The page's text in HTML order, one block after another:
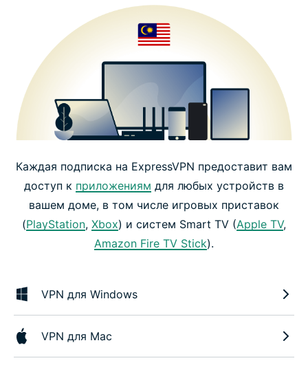
Каждая подписка на ExpressVPN предоставит вам
доступ к приложениям для любых устройств в
вашем доме, в том числе игровых приставок
(PlayStation, Xbox) и систем Smart TV (Apple TV,
Amazon Fire TV Stick).
VPN для Windows
VPN для Mac